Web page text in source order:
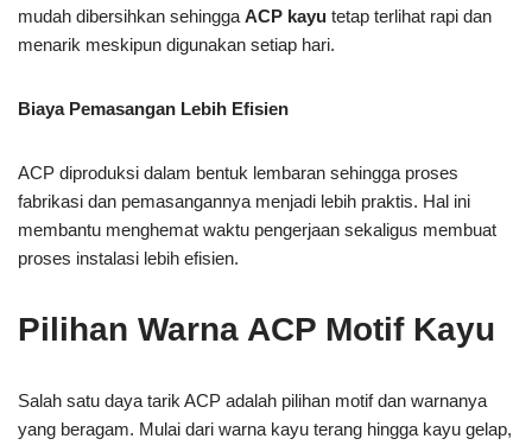
mudah dibersihkan sehingga ACP kayu tetap terlihat rapi dan
menarik meskipun digunakan setiap hari.
Biaya Pemasangan Lebih Efisien
ACP diproduksi dalam bentuk lembaran sehingga proses
fabrikasi dan pemasangannya menjadi lebih praktis. Hal ini
membantu menghemat waktu pengerjaan sekaligus membuat
proses instalasi lebih efisien.
Pilihan Warna ACP Motif Kayu
Salah satu daya tarik ACP adalah pilihan motif dan warnanya
yang beragam. Mulai dari warna kayu terang hingga kayu gelap,